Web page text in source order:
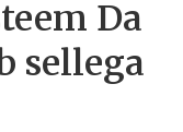
Da
sellega